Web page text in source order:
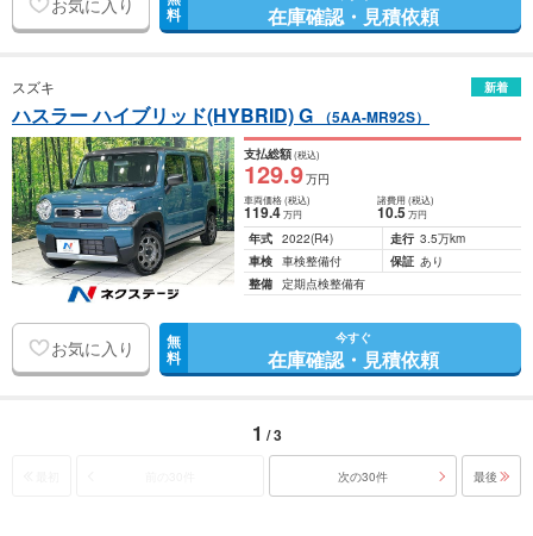
お気に入り 料 在庫確認・見積依頼
スズキ 新着
ハスラー ハイブリッド(HYBRID) G （5AA-MR92S）
支払総額(税込)
129.9万円
車両価格(税込)
119.4万円
諸費用 (税込)
10.5 万円
年式 2022(R4) 走行 3.5万km
車検 車検整備付 保証 あり
整備 定期点検整備有
お気に入り 無
料
今すぐ
在庫確認・見積依頼
1 / 3
次の30件 最後